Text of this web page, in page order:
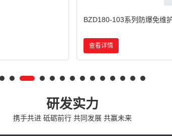
BCd系列防爆灯(IIB)
查看详情
研发实力
携手共进 砥砺前行 共同发展 共赢未来